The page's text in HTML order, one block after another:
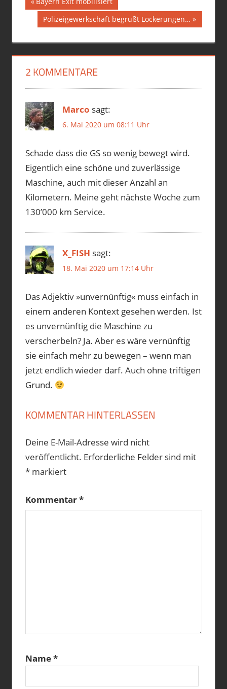
2022
HU
KÜS
MAI
Beitrag:
Nächster
Polizeigewerkschaft begrüßt Lockerungen…
2 KOMMENTARE
Marco sagt:
6. Mai 2020 um 08:11 Uhr
Schade dass die GS so wenig bewegt wird.
Eigentlich eine schöne und zuverlässige
Maschine, auch mit dieser Anzahl an
Kilometern. Meine geht nächste Woche zum
130’000 km Service.
X_FISH sagt:
18. Mai 2020 um 17:14 Uhr
Das Adjektiv »unvernünftig« muss einfach in
einem anderen Kontext gesehen werden. Ist
es unvernünftig die Maschine zu
verscherbeln? Ja. Aber es wäre vernünftig
sie einfach mehr zu bewegen – wenn man
jetzt endlich wieder darf. Auch ohne triftigen
Grund.
KOMMENTAR HINTERLASSEN
Deine E-Mail-Adresse wird nicht
veröffentlicht. Erforderliche Felder sind mit
*markiert
Kommentar*
Name*